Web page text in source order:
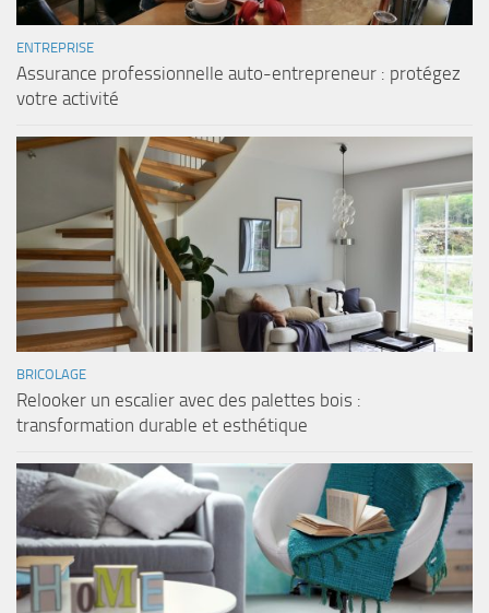
ENTREPRISE
Assurance professionnelle auto-entrepreneur : protégez
votre activité
BRICOLAGE
Relooker un escalier avec des palettes bois :
transformation durable et esthétique